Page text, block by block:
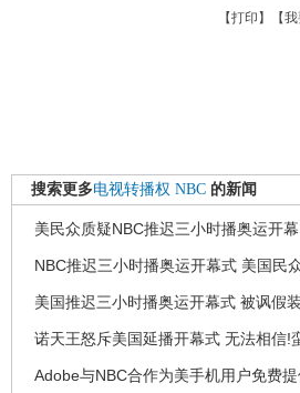
【打印 】【我
搜索更多电视转播权 NBC 的新闻
美民众质疑NBC推迟三小时播奥运开幕
NBC推迟三小时播奥运开幕式 美国民
美国推迟三小时播奥运开幕式 被讽假
诺天王怒斥美国延播开幕式 无法相信!
Adobe与NBC合作为美手机用户免费